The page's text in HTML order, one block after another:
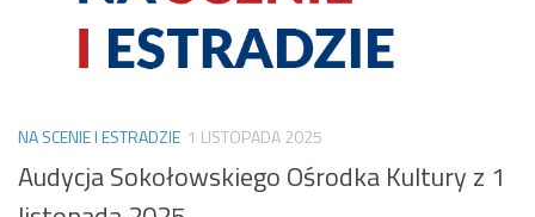
NA SCENIE I ESTRADZIE 1 LISTOPADA 2025
Audycja Sokołowskiego Ośrodka Kultury z 1